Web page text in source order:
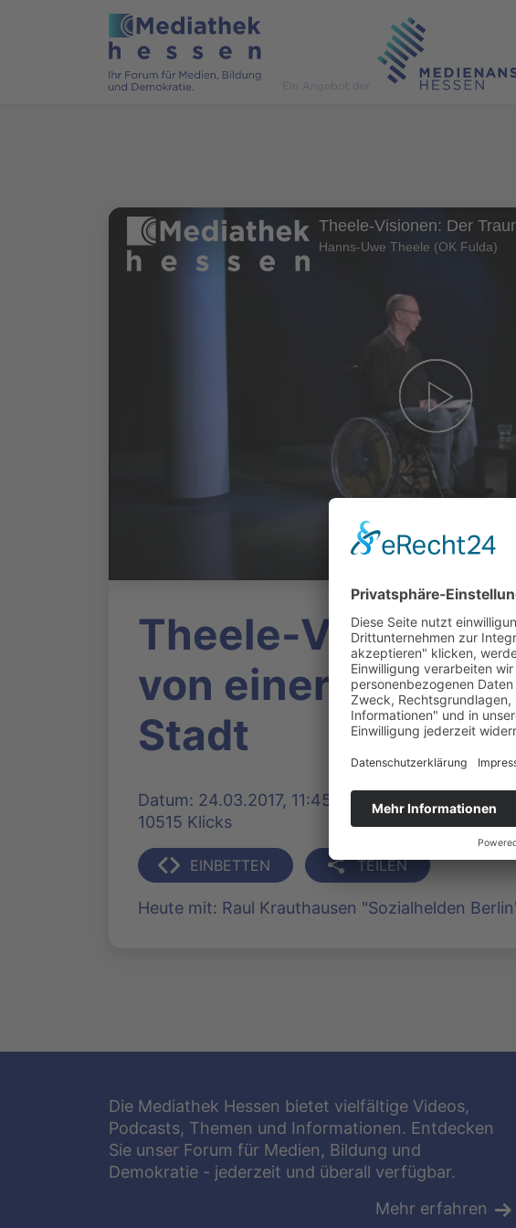
Theele-Visionen: Der
Hanns-Uwe Theele (OK Fulda)
Theele-Visionen:
von einer
Stadt
Datum: 24.03.2017, 11:45 Uhr | Produziert:
10515 Klicks
EINBETTEN TEILEN
Heute mit: Raul Krauthausen "Sozialhelden
Die Mediathek Hessen bietet vielfältige Videos,
Podcasts, Themen und Informationen. Entdecken
Sie unser Forum für Medien, Bildung und
Demokratie - jederzeit und überall verfügbar.
Mehr erfahren